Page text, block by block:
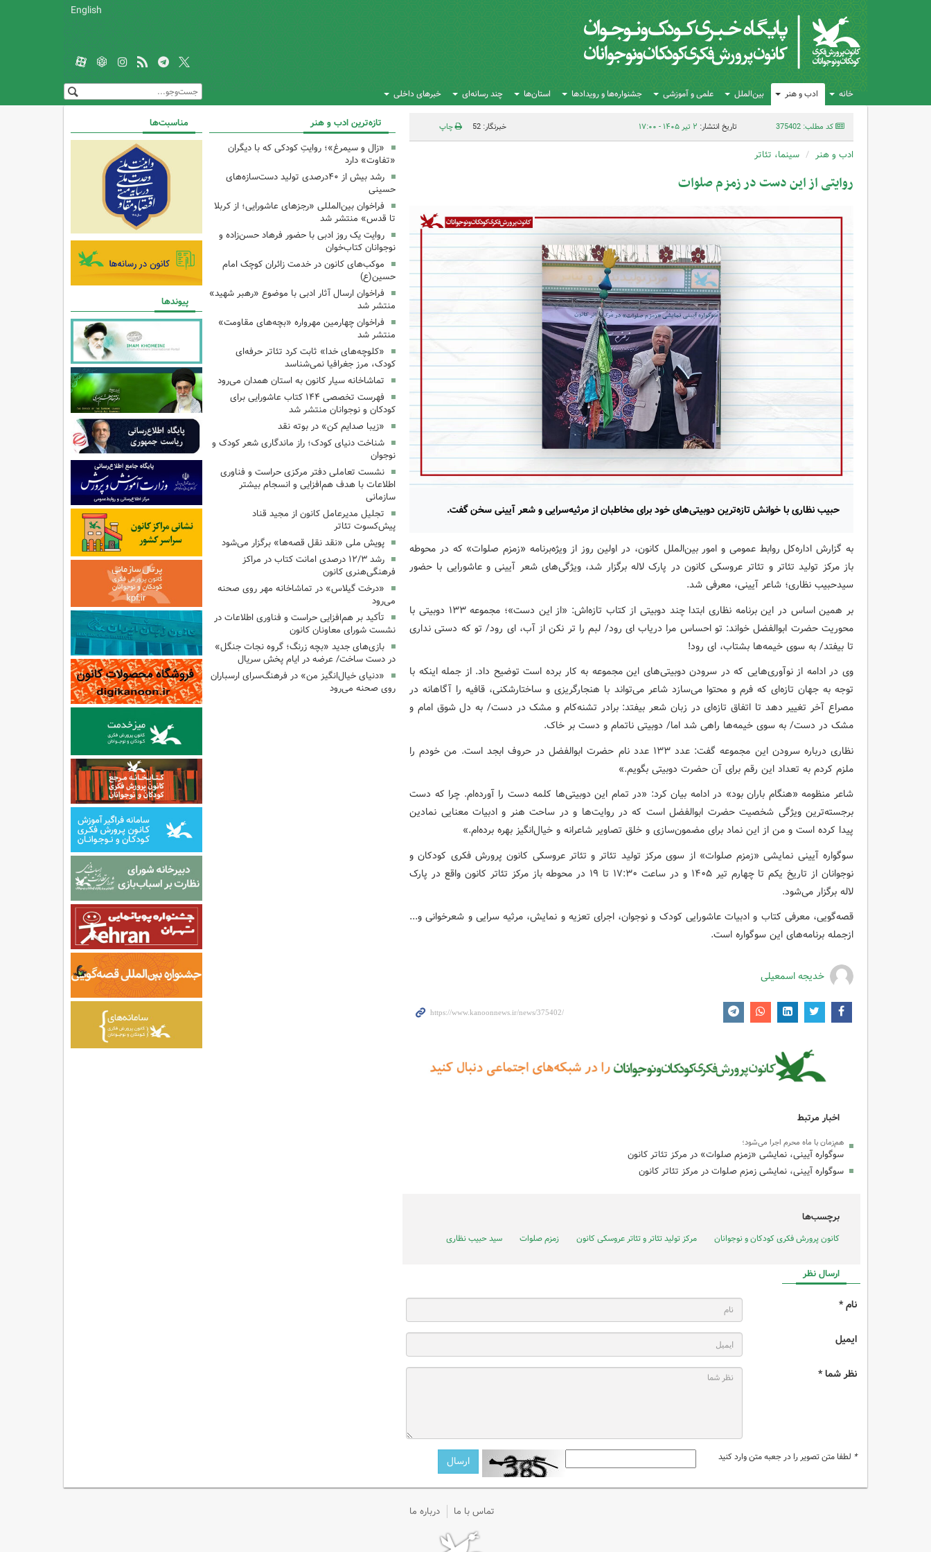
English
خانه ادب و هنر بین‌الملل علمی و آموزشی جشنواره‌ها و رویدادها استان‌ها چند رسانه‌ای خبرهای داخلی
کد مطلب: 375402 تاریخ انتشار: ۲ تیر ۱۴۰۵ - ۱۷:۰۰ خبرنگار: 52 چاپ
ادب و هنر سینما، تئاتر
روایتی از این دست در زمزم صلوات
حبیب نظاری با خوانش تازه‌ترین دوبیتی‌های خود برای مخاطبان از مرثیه‌سرایی و شعر آیینی سخن گفت.
به گزارش اداره‌کل روابط‌ عمومی و امور بین‌الملل کانون، در اولین روز از ویژه‌برنامه «زمزم صلوات» که در محوطه
باز مرکز تولید تئاتر و تئاتر عروسکی کانون در پارک لاله برگزار شد، ویژگی‌های شعر آیینی و عاشورایی با حضور
سیدحبیب نظاری؛ شاعر آیینی، معرفی شد.
بر همین اساس در این برنامه نظاری ابتدا چند دوبیتی از کتاب تازه‌اش: «از این دست»؛ مجموعه ۱۳۳ دوبیتی با
محوریت حضرت ابوالفضل خواند: تو احساس مرا دریاب ای رود/ لبم را تر نکن از آب، ای رود/ تو که دستی نداری
تا بیفتد/ به سوی خیمه‌ها بشتاب، ای رود!
وی در ادامه از نوآوری‌هایی که در سرودن دوبیتی‌های این مجموعه به کار برده است توضیح داد. از جمله اینکه با
توجه به جهان تازه‌ای که فرم و محتوا می‌سازد شاعر می‌تواند با هنجارگریزی و ساختارشکنی، قافیه را آگاهانه در
مصراع آخر تغییر دهد تا اتفاق تازه‌ای در زبان شعر بیفتد: برادر تشنه‌کام و مشک در دست/ به دل شوق امام و
مشک در دست/ به سوی خیمه‌ها راهی شد اما/ دوبیتی ناتمام و دست بر خاک.
نظاری درباره سرودن این مجموعه گفت: عدد ۱۳۳ عدد نام حضرت ابوالفضل در حروف ابجد است. من خودم را
ملزم کردم به تعداد این رقم برای آن حضرت دوبیتی بگویم.»
شاعر منظومه «هنگام باران بود» در ادامه بیان کرد: «در تمام این دوبیتی‌ها کلمه دست را آورده‌ام. چرا که دست
برجسته‌ترین ویژگی شخصیت حضرت ابوالفضل است که در روایت‌ها و در ساحت هنر و ادبیات معنایی نمادین
پیدا کرده است و من از این نماد برای مضمون‌سازی و خلق تصاویر شاعرانه و خیال‌انگیز بهره برده‌ام.»
سوگواره آیینی نمایشی «زمزم صلوات» از سوی مرکز تولید تئاتر و تئاتر عروسکی کانون پرورش فکری کودکان و
نوجوانان از تاریخ یکم تا چهارم تیر ۱۴۰۵ و در ساعت ۱۷:۳۰ تا ۱۹ در محوطه باز مرکز تئاتر کانون واقع در پارک
لاله برگزار می‌شود.
قصه‌گویی، معرفی کتاب و ادبیات عاشورایی کودک و نوجوان، اجرای تعزیه و نمایش، مرثیه‌ سرایی و شعرخوانی و...
ازجمله برنامه‌های این سوگواره است.
خدیجه اسمعیلی
اخبار مرتبط
هم‌زمان با ماه محرم اجرا می‌شود؛
‌سوگواره آیینی،‌ نمایشی «زمزم صلوات» در مرکز تئاتر کانون
سوگواره آیینی،‌ نمایشی زمزم صلوات در مرکز تئاتر کانون
برچسب‌ها
کانون پرورش فکری کودکان و نوجوانان مرکز تولید تئاتر و تئاتر عروسکی کانون زمزم صلوات سید حبیب نظاری
ارسال نظر
نام *
ایمیل
نظر شما *
* لطفا متن تصویر را در جعبه متن وارد کنید
تازه‌ترین ادب و هنر
«زال و سیمرغ»؛ روایتِ کودکی که با دیگران
«تفاوت» دارد
رشد بیش از ۴۰درصدی تولید دست‌سازه‌های
حسینی
فراخوان بین‌المللی «رجزهای عاشورایی؛ از کربلا
تا قدس» منتشر شد
روایت یک روز ادبی با حضور فرهاد حسن‌زاده و
نوجوانان کتاب‌خوان
موکب‌های کانون در خدمت زائران کوچک امام
حسین(ع)
فراخوان ارسال آثار ادبی با موضوع «رهبر شهید»
منتشر شد
فراخوان چهارمین مهرواره «بچه‌های مقاومت»
منتشر شد
«کلوچه‌های خدا» ثابت کرد تئاتر حرفه‌ای
کودک، مرز جغرافیا نمی‌شناسد
تماشاخانه سیار کانون به استان همدان می‌رود
فهرست تخصصی ۱۴۴ کتاب عاشورایی برای
کودکان و نوجوانان منتشر شد
«زیبا صدایم کن» در بوته نقد
شناخت دنیای کودک؛ راز ماندگاری شعر کودک و
نوجوان
نشست تعاملی دفتر مرکزی حراست و فناوری
اطلاعات با هدف هم‌افزایی و انسجام بیشتر
سازمانی
تجلیل مدیرعامل کانون از مجید قناد
پیش‌کسوت تئاتر
پویش ملی «نقد نقل قصه‌ها» برگزار می‌شود
رشد ۱۲/۳ درصدی امانت کتاب در مراکز
فرهنگی‌هنری کانون
«درخت گیلاس» در تماشاخانه مهر روی صحنه
می‌رود
تأکید بر هم‌افزایی حراست و فناوری اطلاعات در
نشست شورای معاونان کانون
بازی‌های جدید «بچه زرنگ؛ گروه نجات جنگل»
در دست ساخت/ عرضه در ایام پخش سریال
«دنیای خیال‌انگیز من» در فرهنگ‌سرای ارسباران
روی صحنه می‌رود
مناسبت‌ها
پیوندها
تماس با ما درباره ما